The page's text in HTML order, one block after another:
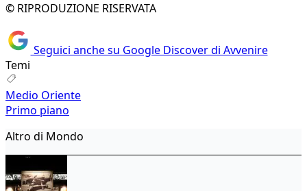
© RIPRODUZIONE RISERVATA
Seguici anche su Google Discover di Avvenire
Temi
Medio Oriente
Primo piano
Altro di Mondo